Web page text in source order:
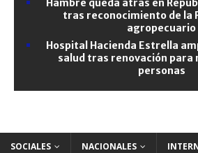
Hambre queda atrás en
tras reconocimiento de la
agropecuario
Hospital Hacienda Estrella
salud tras renovación para
personas
SOCIALES NACIONALES